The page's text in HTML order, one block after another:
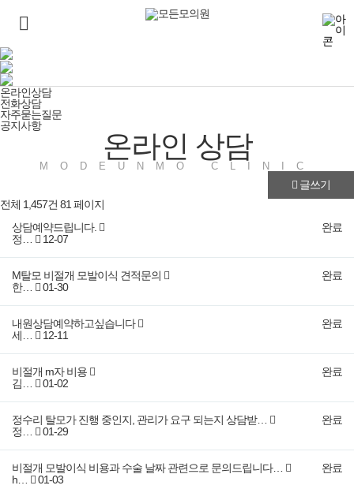
상담예약
온라인상담
온라인상담
전화상담
자주묻는질문
공지사항
온라인 상담
MODEUNMO CLINIC
글쓰기
전체 1,457건 81 페이지
완료
상담예약드립니다.
정…
12-07
완료
M탈모 비절개 모발이식 견적문의
한…
01-30
완료
내원상담예약하고싶습니다
세…
12-11
완료
비절개 m자 비용
김…
01-02
완료
정수리 탈모가 진행 중인지, 관리가 요구 되는지 상담받…
정…
01-29
완료
비절개 모발이식 비용과 수술 날짜 관련으로 문의드립니다…
h…
01-03